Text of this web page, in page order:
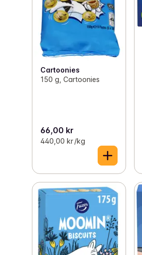
Cartoonies
150 g, Cartoonies
66,00 kr
440,00 kr /kg